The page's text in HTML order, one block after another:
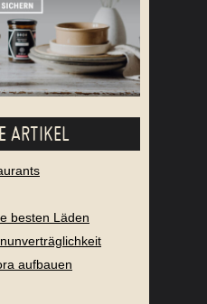
ARTIKEL
besten Läden
aufbauen